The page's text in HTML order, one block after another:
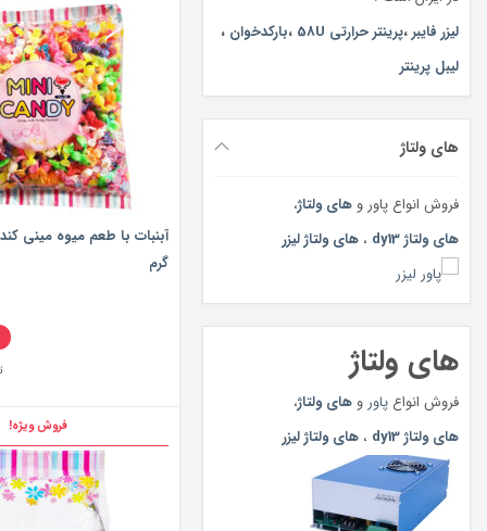
لیزر فایبر،پرینتر حرارتی 58U ،بارکدخوان ،
لیبل پرینتر
های ولتاژ
فروش انواع پاور و های ولتاژ،
های ولتاژ dy13
، های ولتاژ لیزر
های ولتاژ
فروش انواع پاور و های ولتاژ،
های ولتاژ dy13
، های ولتاژ لیزر
گرم
فروش ویژه!